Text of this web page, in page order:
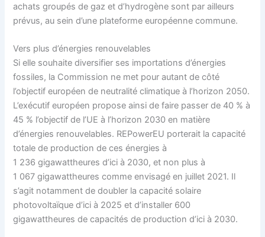
achats groupés de gaz et d’hydrogène sont par ailleurs
prévus, au sein d’une plateforme européenne commune.
Vers plus d’énergies renouvelables
Si elle souhaite diversifier ses importations d’énergies
fossiles, la Commission ne met pour autant de côté
l’objectif européen de neutralité climatique à l’horizon 2050.
L’exécutif européen propose ainsi de faire passer de 40 % à
45 % l’objectif de l’UE à l’horizon 2030 en matière
d’énergies renouvelables. REPowerEU porterait la capacité
totale de production de ces énergies à
1 236 gigawattheures d’ici à 2030, et non plus à
1 067 gigawattheures comme envisagé en juillet 2021. Il
s’agit notamment de doubler la capacité solaire
photovoltaïque d’ici à 2025 et d’installer 600
gigawattheures de capacités de production d’ici à 2030.